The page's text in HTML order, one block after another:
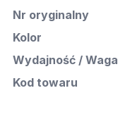
Nr oryginalny
Kolor
Wydajność / Waga
Kod towaru